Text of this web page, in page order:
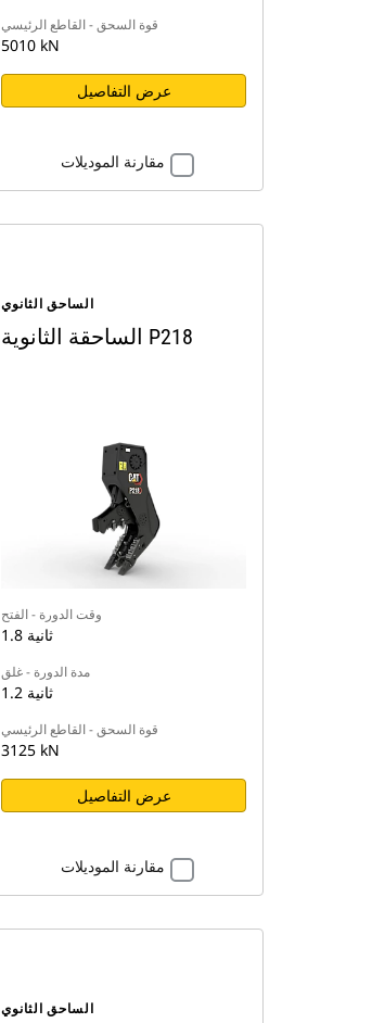
قوة السحق - القاطع الرئيسي
5010 kN
عرض التفاصيل
مقارنة الموديلات
الساحق الثانوي
الساحقة الثانوية P218
وقت الدورة - الفتح
1.8 ثانية
مدة الدورة - غلق
1.2 ثانية
قوة السحق - القاطع الرئيسي
3125 kN
عرض التفاصيل
مقارنة الموديلات
الساحق الثانوي